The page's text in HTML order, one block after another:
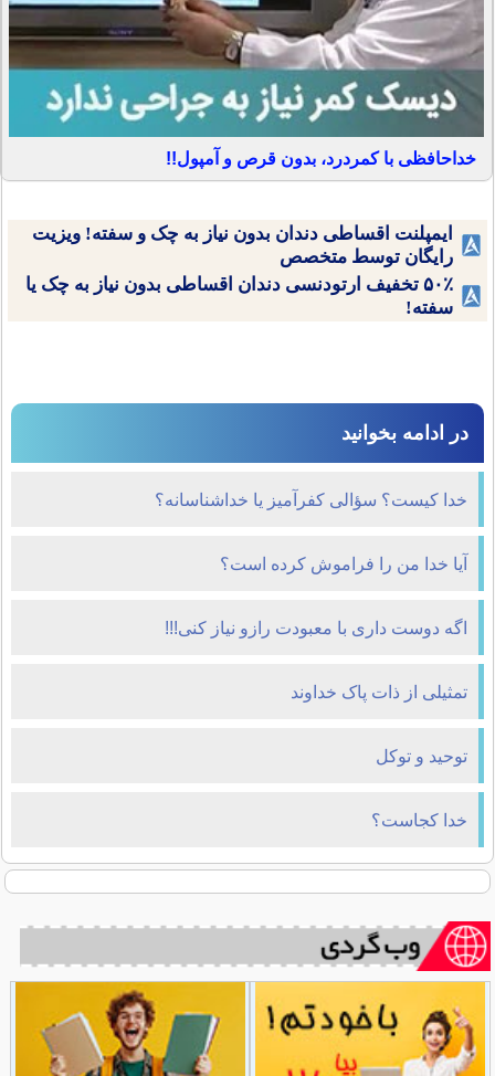
خداحافظی با کمردرد، بدون قرص و آمپول!!
ایمپلنت اقساطی دندان بدون نیاز به چک و سفته! ویزیت
رایگان توسط متخصص
۵۰٪ تخفیف ارتودنسی دندان اقساطی بدون نیاز به چک یا
سفته!
در ادامه بخوانید
خدا کیست؟ سؤالی کفرآمیز یا خداشناسانه؟
آیا خدا من را فراموش کرده است؟
اگه دوست داری با معبودت رازو نیاز کنی!!!
تمثیلی از ذات پاک خداوند
توحید و توکل
خدا کجاست؟